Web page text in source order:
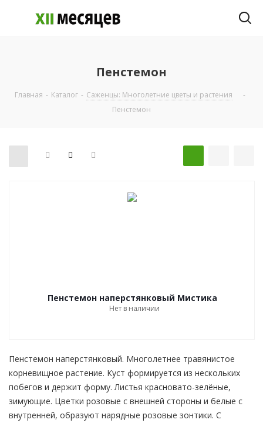
Пенстемон
Главная - Каталог - Саженцы: Многолетние цветы и растения
-
Пенстемон
Пенстемон наперстянковый Мистика
Нет в наличии
Пенстемон наперстянковый. Многолетнее травянистое
корневищное растение. Куст формируется из нескольких
побегов и держит форму. Листья красновато-зелёные,
зимующие. Цветки розовые с внешней стороны и белые с
внутренней, образуют нарядные розовые зонтики. С